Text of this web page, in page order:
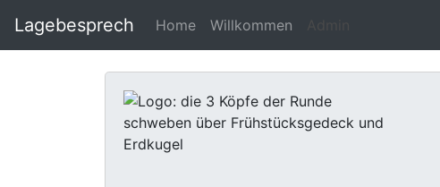
Lagebesprech Home Willkommen